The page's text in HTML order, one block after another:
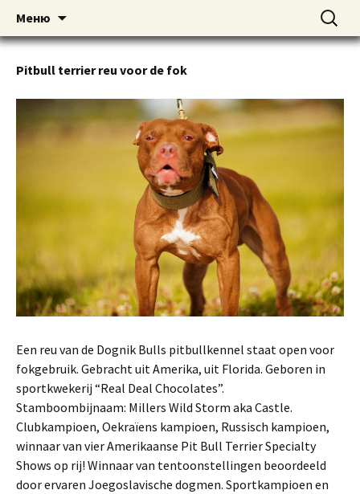
DOGNIK BULLS
American pitbull terrier kennel DOGNIK
BULLS Europe. ADBA registered. APBT
puppies for sale. Worldwide shipping
Меню
содержимому
Найти:
Pitbull terrier reu voor de fok
Een reu van de Dognik Bulls pitbullkennel staat open voor
fokgebruik. Gebracht uit Amerika, uit Florida. Geboren in
sportkwekerij “Real Deal Chocolates”.
Stamboombijnaam: Millers Wild Storm aka Castle.
Clubkampioen, Oekraïens kampioen, Russisch kampioen,
winnaar van vier Amerikaanse Pit Bull Terrier Specialty
Shows op rij! Winnaar van tentoonstellingen beoordeeld
door ervaren Joegoslavische dogmen. Sportkampioen en